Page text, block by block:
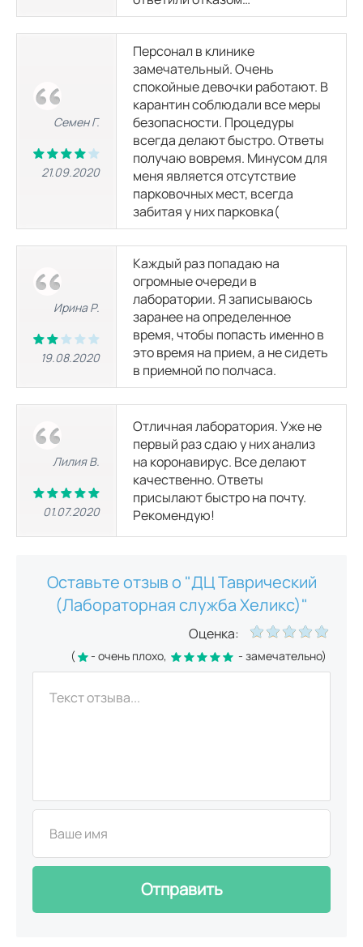
Семен Г.
21.09.2020
Персонал в клинике
замечательный. Очень
спокойные девочки работают. В
карантин соблюдали все меры
безопасности. Процедуры
всегда делают быстро. Ответы
получаю вовремя. Минусом для
меня является отсутствие
парковочных мест, всегда
забитая у них парковка(
Ирина Р.
19.08.2020
Каждый раз попадаю на
огромные очереди в
лаборатории. Я записываюсь
заранее на определенное
время, чтобы попасть именно в
это время на прием, а не сидеть
в приемной по полчаса.
Лилия В.
01.07.2020
Отличная лаборатория. Уже не
первый раз сдаю у них анализ
на коронавирус. Все делают
качественно. Ответы
присылают быстро на почту.
Рекомендую!
Оставьте отзыв о "ДЦ Таврический
(Лабораторная служба Хеликс)"
Оценка:
( - очень плохо, - замечательно)
Отправить